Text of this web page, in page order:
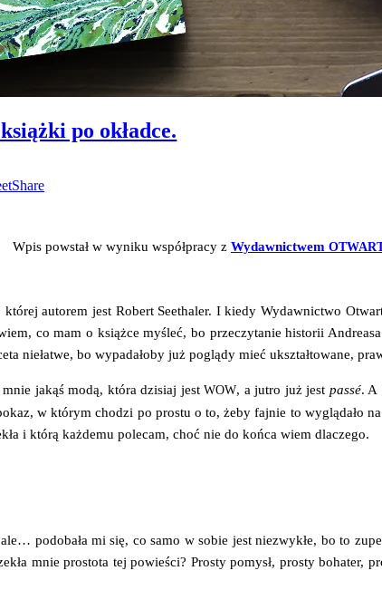
po okładce.
Share
Wpis powstał w wyni­ku współ­pra­cy z Wydaw­nic­twem
któ­rej auto­rem jest Robert Seetha­ler. I kie­dy Wydaw­nic­two
co mam o książ­ce myśleć, bo prze­czy­ta­nie histo­rii
nie­ła­twe, bo wypa­da­ło­by już poglą­dy mieć ukształ­to­wa­ne,
mnie jakąś modą, któ­ra dzi­siaj jestWOW, a jutro już jest pas­sé. A
w któ­rym cho­dzi po pro­stu o to, żeby faj­nie to wyglą­da­ło
i któ­rą każ­de­mu pole­cam, choć nie do koń­ca wiem dlaczego.
podo­ba­ła mi się, co samo w sobie jest nie­zwy­kłe, bo to
mnie pro­sto­ta tej powie­ści? Pro­sty pomysł, pro­sty boha­ter,